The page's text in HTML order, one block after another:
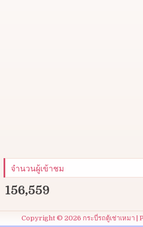
จำนวนผู้เข้าชม
156,559
Copyright © 2026 กระบี่รถตู้เช่าเหมา |